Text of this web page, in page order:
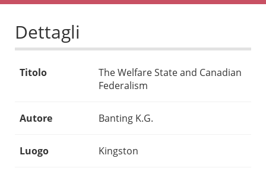
Dettagli
Titolo
The Welfare State and Canadian
Federalism
Autore Banting K.G.
Luogo Kingston